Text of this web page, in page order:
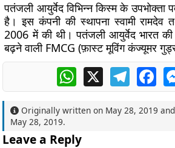
पतंजली आयुर्वेद विभिन्न किस्म के उपभोक्ता
है। इस कंपनी की स्थापना स्वामी रामदेव
2006 में की थी। पतंजली आयुर्वेद भारत
बढ़ने वाली FMCG (फ़ास्ट मूविंग कंज्यूमर
WhatsApp
X Telegram
Originally written on May 28, 2019
May 28, 2019.
Leave a Reply